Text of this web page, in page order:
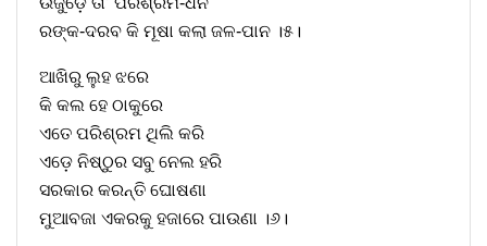
ରଙ୍କ-ଦରବ କି ମୂଷା କଲା ଜଳ-ପାନ ।୫।
ଆଖିରୁ ଲୁହ ଝରେ
କି କଲ ହେ ଠାକୁରେ
ଏତେ ପରିଶ୍ରମ ଥିଲି କରି
ଏଡ଼େ ନିଷ୍ଠୁର ସବୁ ନେଲ ହରି
ସରକାର କରନ୍ତି ଘୋଷଣା
ମୁଆବଜା ଏକରକୁ ହଜାରେ ପାଉଣା ।୬।